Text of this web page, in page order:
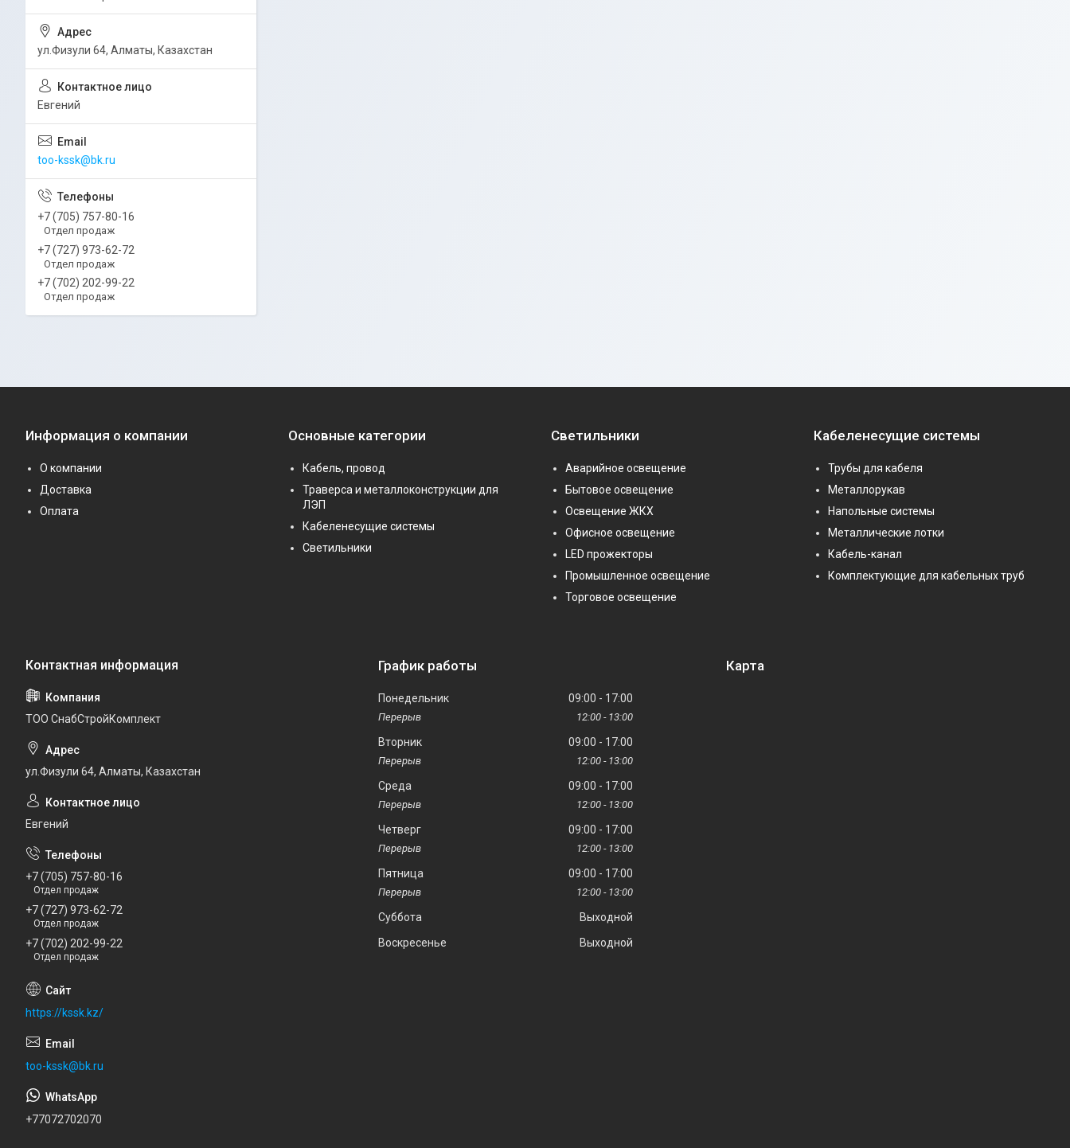
ул.Физули 64, Алматы, Казахстан
Евгений
too-kssk@bk.ru
+7 (705) 757-80-16
Отдел продаж
+7 (727) 973-62-72
Отдел продаж
+7 (702) 202-99-22
Отдел продаж
Информация о компании
О компании
Доставка
Оплата
Основные категории
Кабель, провод
Траверса и металлоконструкции для
ЛЭП
Кабеленесущие системы
Светильники
Светильники
Аварийное освещение
Бытовое освещение
Освещение ЖКХ
Офисное освещение
LED прожекторы
Промышленное освещение
Торговое освещение
Кабеленесущие системы
Трубы для кабеля
Металлорукав
Напольные системы
Металлические лотки
Кабель-канал
Комплектующие для кабельных труб
ТОО СнабСтройКомплект
ул.Физули 64, Алматы, Казахстан
Евгений
+7 (705) 757-80-16
Отдел продаж
+7 (727) 973-62-72
Отдел продаж
+7 (702) 202-99-22
Отдел продаж
https://kssk.kz/
too-kssk@bk.ru
+77072702070
График работы
Понедельник 09:00 17:00
12:00 13:00
Вторник 09:00 17:00
12:00 13:00
Среда 09:00 17:00
12:00 13:00
Четверг 09:00 17:00
12:00 13:00
Пятница 09:00 17:00
12:00 13:00
Суббота
Выходной
Воскресенье
Выходной
Карта